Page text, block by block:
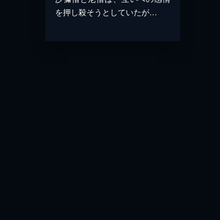
を押し殺そうとしていたが…